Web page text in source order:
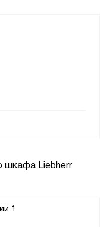
шкафа Liebherr
1